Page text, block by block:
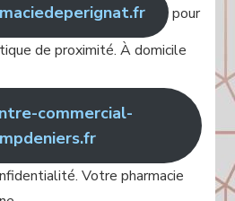
pour
de proximité. À domicile
commercial-
Votre pharmacie